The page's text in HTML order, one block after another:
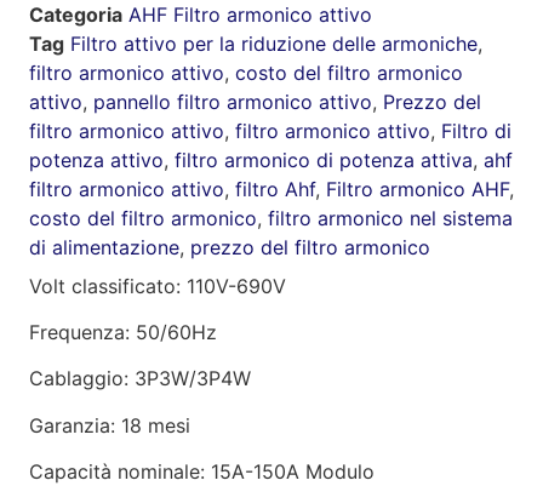
Categoria AHF Filtro armonico attivo
Tag Filtro attivo per la riduzione delle armoniche,
filtro armonico attivo, costo del filtro armonico
attivo, pannello filtro armonico attivo, Prezzo del
filtro armonico attivo, filtro armonico attivo, Filtro di
potenza attivo, filtro armonico di potenza attiva, ahf
filtro armonico attivo, filtro Ahf, Filtro armonico AHF,
costo del filtro armonico, filtro armonico nel sistema
di alimentazione, prezzo del filtro armonico
Volt classificato: 110V-690V
Frequenza: 50/60Hz
Cablaggio: 3P3W/3P4W
Garanzia: 18 mesi
Capacità nominale: 15A-150A Modulo